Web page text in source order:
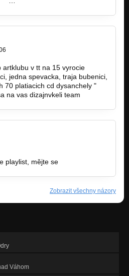
artklubu v tt na 15 vyrocie
jedna spevacka, traja bubenici,
70 platiacich cd dysanchely "
na vas dizajnvkeli team
playlist, mějte se
Zobrazit všechny názory
Váhom